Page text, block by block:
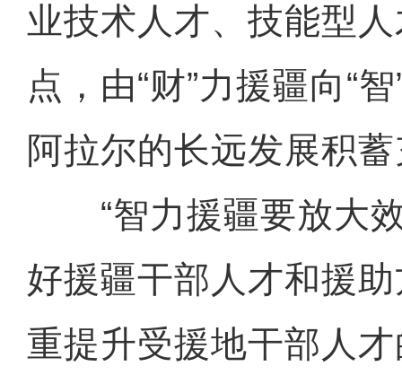
业技术人才、技能型
点，由“财”力援疆向“
阿拉尔的长远发展积
“智力援疆要放大效
好援疆干部人才和援
重提升受援地干部人